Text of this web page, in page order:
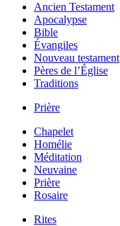
Ancien Testament
Apocalypse
Bible
Évangiles
Nouveau testament
Pères de l’Église
Traditions
Prière
Chapelet
Homélie
Méditation
Neuvaine
Prière
Rosaire
Rites